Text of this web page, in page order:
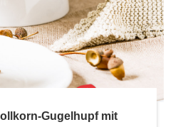
Gugelhupf mit